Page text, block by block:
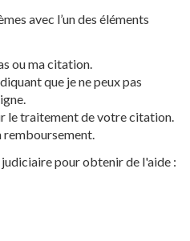
avec l’un des éléments
ou ma citation.
que je ne peux pas
le traitement de votre citation.
remboursement.
pour obtenir de l'aide :